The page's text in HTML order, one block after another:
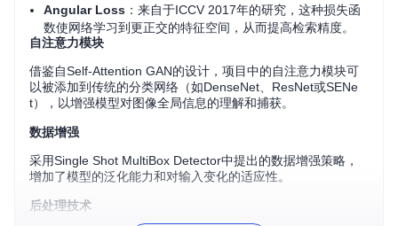
Angular Loss ：来自于ICCV 2017年的研究，这种损失函
数使网络学习到更正交的特征空间，从而提高检索精度。
自注意力模块
借鉴自Self-Attention GAN的设计，项目中的自注意力模块可
以被添加到传统的分类网络（如DenseNet、ResNet或SENe
t），以增强模型对图像全局信息的理解和捕获。
数据增强
采用Single Shot MultiBox Detector中提出的数据增强策略，
增加了模型的泛化能力和对输入变化的适应性。
后处理技术